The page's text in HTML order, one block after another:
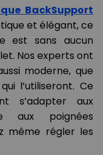
BackSupport
et élégant, ce
est sans aucun
Nos experts ont
moderne, que
l’utiliseront. Ce
s’adapter aux
aux poignées
même régler les